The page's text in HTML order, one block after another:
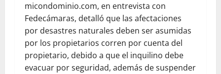
micondominio.com, en entrevista con
Fedecámaras, detalló que las afectaciones
por desastres naturales deben ser asumidas
por los propietarios corren por cuenta del
propietario, debido a que el inquilino debe
evacuar por seguridad, además de suspender